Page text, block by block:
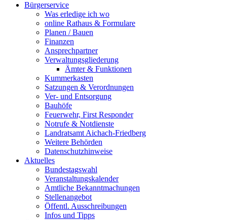
Bürgerservice
Was erledige ich wo
online Rathaus & Formulare
Planen / Bauen
Finanzen
Ansprechpartner
Verwaltungsgliederung
Ämter & Funktionen
Kummerkasten
Satzungen & Verordnungen
Ver- und Entsorgung
Bauhöfe
Feuerwehr, First Responder
Notrufe & Notdienste
Landratsamt Aichach-Friedberg
Weitere Behörden
Datenschutzhinweise
Aktuelles
Bundestagswahl
Veranstaltungskalender
Amtliche Bekanntmachungen
Stellenangebot
Öffentl. Ausschreibungen
Infos und Tipps